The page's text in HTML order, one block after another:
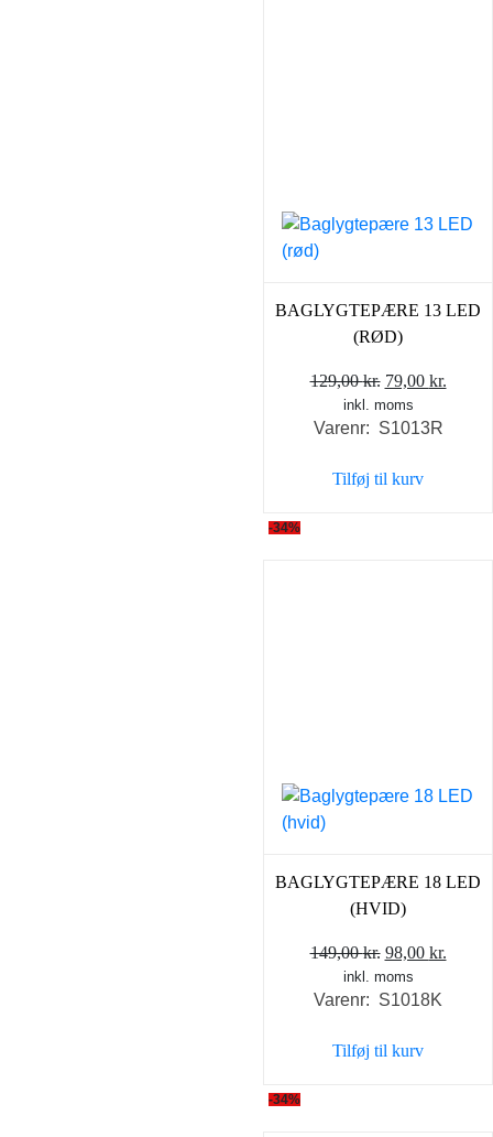
BAGLYGTEPÆRE 13 LED
(RØD)
129,00kr. Den
oprindelige
pris
129,00 kr..
79,00 kr.
inkl. moms
Varenr: S1013R
Tilføj til kurv
-34%
BAGLYGTEPÆRE 18 LED
(HVID)
149,00kr. Den
oprindelige
pris
149,00 kr..
98,00 kr.
inkl. moms
Varenr: S1018K
Tilføj til kurv
-34%